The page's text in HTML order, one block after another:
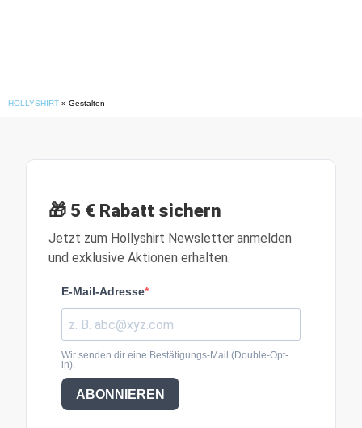
HOLLYSHIRT » Gestalten
🎁 5 € Rabatt sichern
Jetzt zum Hollyshirt Newsletter anmelden
und exklusive Aktionen erhalten.
E-Mail-Adresse
Wir senden dir eine Bestätigungs-Mail (Double-Opt-
in).
ABONNIEREN